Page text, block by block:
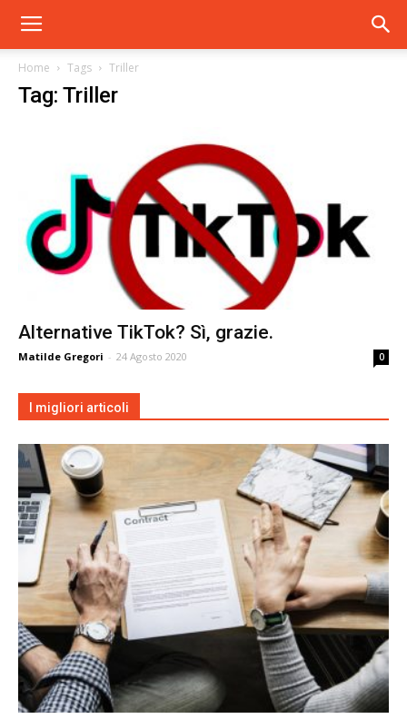
Home Tags Triller
Tag: Triller
Alternative TikTok? Sì, grazie.
Matilde Gregori - 24 Agosto 2020 0
I migliori articoli